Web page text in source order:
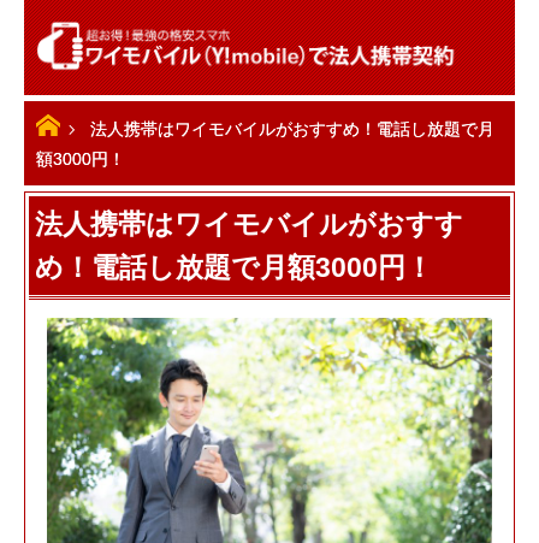
ホーム
法人携帯はワイモバイルがおすすめ！電話し放題で月
額3000円！
法人携帯はワイモバイルがおすす
め！電話し放題で月額3000円！